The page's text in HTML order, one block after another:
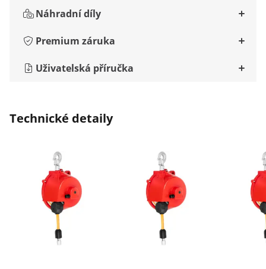
Náhradní díly
Premium záruka
Uživatelská příručka
Technické detaily